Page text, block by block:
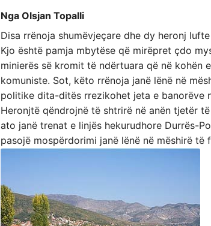
Nga Olsjan Topalli
Disa rrënoja shumëvjeçare dhe dy heronj
Kjo është pamja mbytëse që mirëpret çdo
minierës së kromit të ndërtuara që në kohën
komuniste. Sot, këto rrënoja janë lënë në
politike dita-ditës rrezikohet jeta e banorëve
Heronjtë qëndrojnë të shtrirë në anën tjetër
ato janë trenat e linjës hekurudhore Durrës-
pasojë mospërdorimi janë lënë në mëshirë